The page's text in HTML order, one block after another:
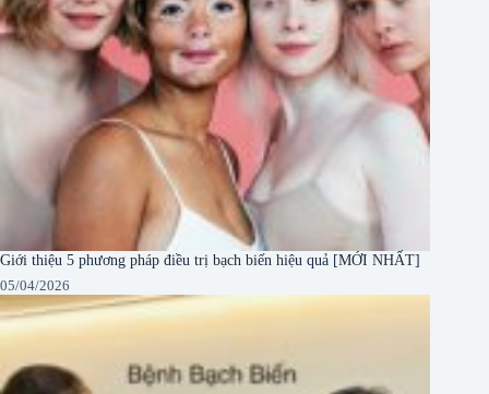
Giới thiệu 5 phương pháp điều trị bạch biến hiệu quả [MỚI NHẤT]
05/04/2026